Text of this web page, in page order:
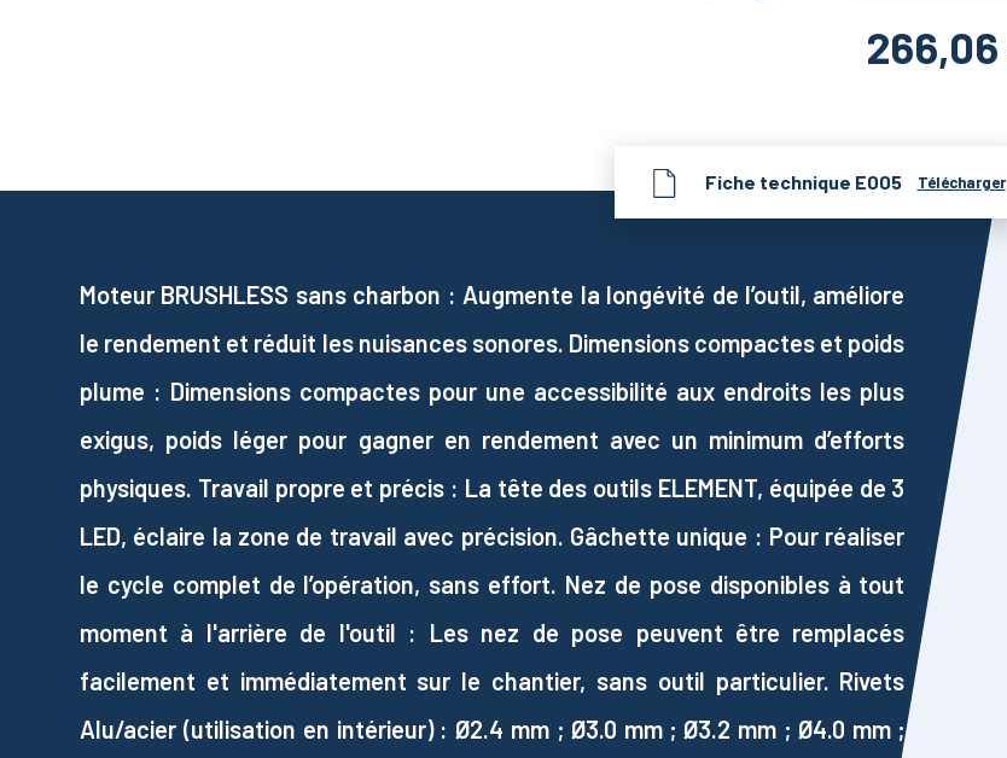
266,06
Fiche technique E005 Télécharger
Moteur BRUSHLESS sans charbon : Augmente la longévité de l’outil, améliore
le rendement et réduit les nuisances sonores. Dimensions compactes et poids
plume : Dimensions compactes pour une accessibilité aux endroits les plus
exigus, poids léger pour gagner en rendement avec un minimum d’efforts
physiques. Travail propre et précis : La tête des outils ELEMENT, équipée de 3
LED, éclaire la zone de travail avec précision. Gâchette unique : Pour réaliser
le cycle complet de l’opération, sans effort. Nez de pose disponibles à tout
moment à l'arrière de l'outil : Les nez de pose peuvent être remplacés
facilement et immédiatement sur le chantier, sans outil particulier. Rivets
Alu/acier (utilisation en intérieur) : Ø2.4 mm ; Ø3.0 mm ; Ø3.2 mm ; Ø4.0 mm ;